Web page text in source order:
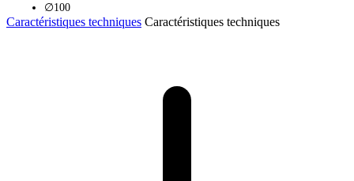
∅100
Caractéristiques techniques Caractéristiques techniques